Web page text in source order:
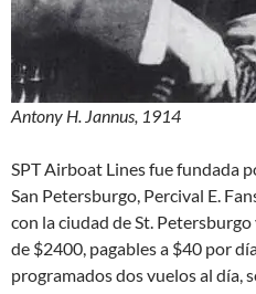
Antony H. Jannus, 1914
SPT Airboat Lines fue fundada
San Petersburgo, Percival E.
con la ciudad de St.
de $2400, pagables a $40 por
programados dos vuelos al día,